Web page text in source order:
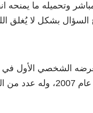
وتحميله ما يمنحه
السؤال بشكل لا يُغلق
الثاني في